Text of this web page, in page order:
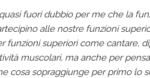
fuori dubbio per me che la
alle nostre funzioni
funzioni superiori come cantare,
muscolari, ma anche per
cosa sopraggiunge per primo lo